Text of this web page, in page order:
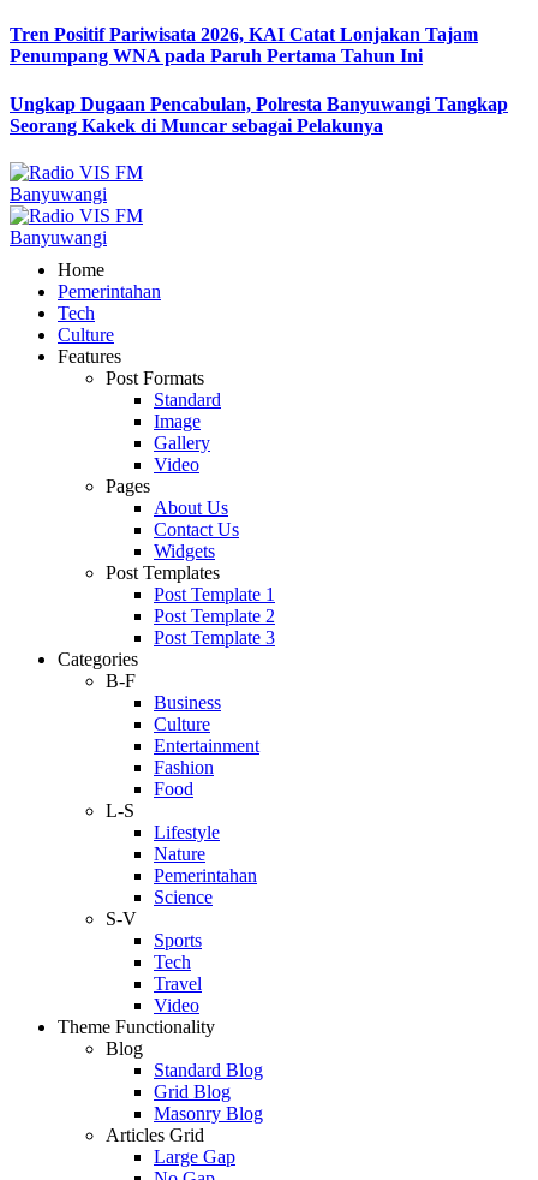
Tren Positif Pariwisata 2026, KAI Catat Lonjakan Tajam
Penumpang WNA pada Paruh Pertama Tahun Ini
Ungkap Dugaan Pencabulan, Polresta Banyuwangi Tangkap
Seorang Kakek di Muncar sebagai Pelakunya
Home
Pemerintahan
Tech
Culture
Features
Post Formats
Standard
Image
Gallery
Video
Pages
About Us
Contact Us
Widgets
Post Templates
Post Template 1
Post Template 2
Post Template 3
Categories
B-F
Business
Culture
Entertainment
Fashion
Food
L-S
Lifestyle
Nature
Pemerintahan
Science
S-V
Sports
Tech
Travel
Video
Theme Functionality
Blog
Standard Blog
Grid Blog
Masonry Blog
Articles Grid
Large Gap